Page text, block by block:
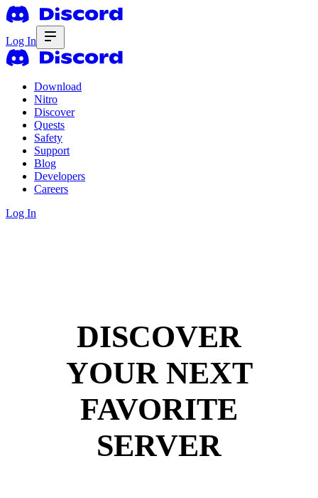
Log In
Download
Nitro
Discover
Quests
Safety
Support
Blog
Developers
Careers
Log In
DISCOVER
YOUR NEXT
FAVORITE
SERVER